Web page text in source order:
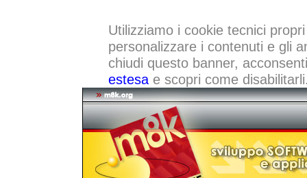
Utilizziamo i cookie tecnici
personalizzare i contenuti e gli
chiudi questo banner,
estesae scopri come